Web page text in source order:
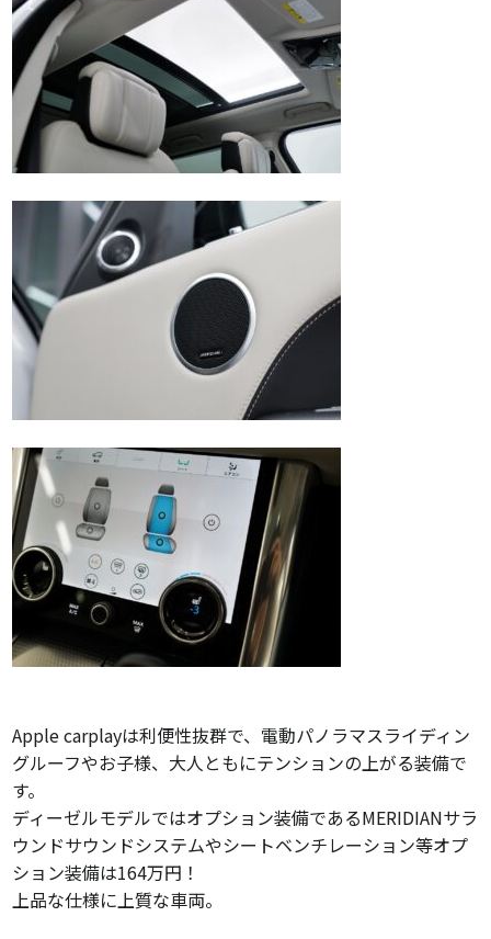
Apple carplayは利便性抜群で、電動パノラマスライディン
グルーフやお子様、大人ともにテンションの上がる装備で
す。
ディーゼルモデルではオプション装備であるMERIDIANサラ
ウンドサウンドシステムやシートベンチレーション等オプ
ション装備は164万円！
上品な仕様に上質な車両。